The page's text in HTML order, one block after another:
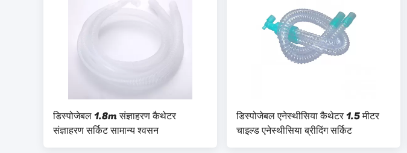
डिस्पोजेबल 1.8m संज्ञाहरण कैथेटर
संज्ञाहरण सर्किट सामान्य श्वसन
डिस्पोजेबल एनेस्थीसिया कैथेटर 1.5 मीटर
चाइल्ड एनेस्थीसिया ब्रीदिंग सर्किट